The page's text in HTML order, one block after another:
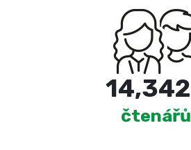
15,000
čtenářů